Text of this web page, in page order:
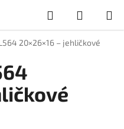
Hledat
KOŠÍK
20×26×16 – jehličkové